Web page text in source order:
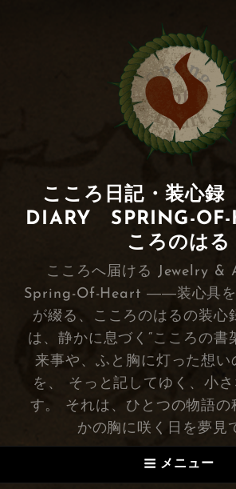
こころ日記・装心
DIARY SPRING-OF-
ころのはる
こころへ届ける Jewelry &
Spring-Of-Heart ――装心具を
が綴る、こころのはるの装心
は、静かに息づく“こころの書
来事や、ふと胸に灯った想い
を、 そっと記してゆく、小
す。 それは、ひとつの物語
かの胸に咲く日を夢見
メニュー